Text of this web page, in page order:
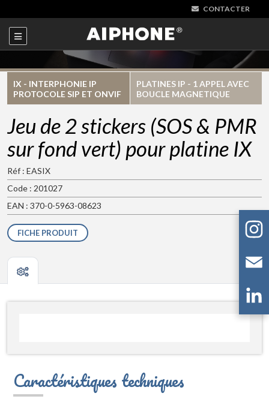
CONTACTER
IX - INTERPHONIE IP
PROTOCOLE SIP ET ONVIF
PLATINES IP - 1 APPEL AVEC
BOUCLE MAGNETIQUE
Jeu de 2 stickers (SOS & PMR
sur fond vert) pour platine IX
Réf : EASIX
Code : 201027
EAN : 370-0-5963-08623
FICHE PRODUIT
Caractéristiques techniques